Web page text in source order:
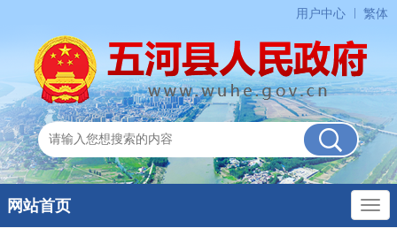
用户中心 繁体
网站首页